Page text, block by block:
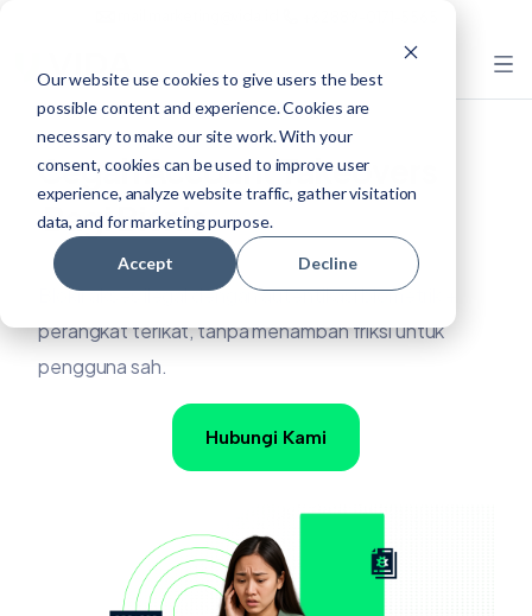
Our website use cookies to give users the best
possible content and experience. Cookies are
necessary to make our site work. With your
consent, cookies can be used to improve user
experience, analyze website traffic, gather visitation
data, and for marketing purpose.
Accept Decline
Cegah Account Takeovers
Bagi Bisnis
Blokir akses ilegal dengan autentikasi biometrik +
perangkat terikat, tanpa menambah friksi untuk
pengguna sah.
Hubungi Kami